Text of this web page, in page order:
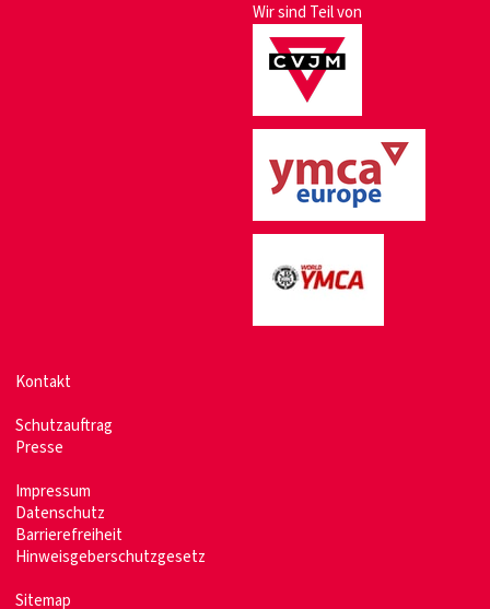
Wir sind Teil von
Kontakt
Schutzauftrag
Presse
Impressum
Datenschutz
Barrierefreiheit
Hinweisgeberschutzgesetz
Sitemap